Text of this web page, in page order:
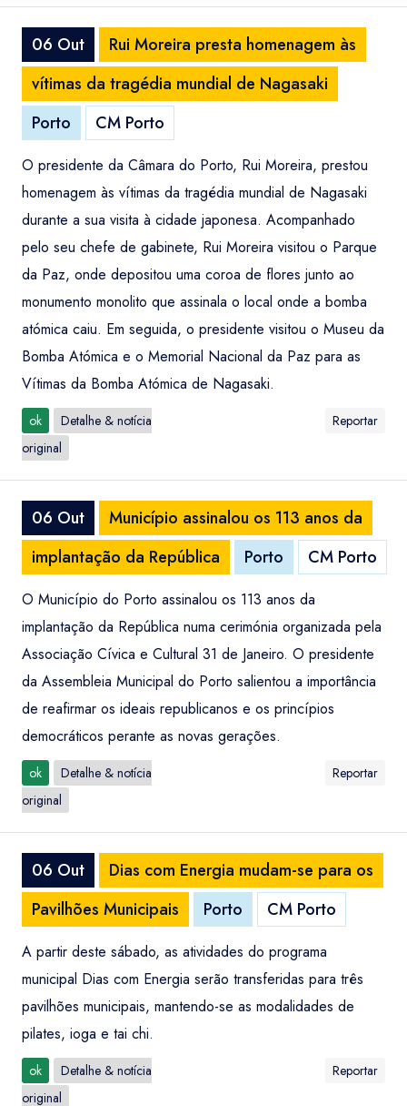
06 Out
Rui Moreira presta homenagem às
vítimas da tragédia mundial de Nagasaki
Porto
CM Porto
O presidente da Câmara do Porto, Rui Moreira, prestou
homenagem às vítimas da tragédia mundial de Nagasaki
durante a sua visita à cidade japonesa. Acompanhado
pelo seu chefe de gabinete, Rui Moreira visitou o Parque
da Paz, onde depositou uma coroa de flores junto ao
monumento monolito que assinala o local onde a bomba
atómica caiu. Em seguida, o presidente visitou o Museu da
Bomba Atómica e o Memorial Nacional da Paz para as
Vítimas da Bomba Atómica de Nagasaki.
ok
Detalhe & notícia
original
Reportar
06 Out
Município assinalou os 113 anos da
implantação da República
Porto CM Porto
O Município do Porto assinalou os 113 anos da
implantação da República numa cerimónia organizada pela
Associação Cívica e Cultural 31 de Janeiro. O presidente
da Assembleia Municipal do Porto salientou a importância
de reafirmar os ideais republicanos e os princípios
democráticos perante as novas gerações.
ok
Detalhe & notícia
original
Reportar
06 Out
Dias com Energia mudam-se para os
Pavilhões Municipais
Porto CM Porto
A partir deste sábado, as atividades do programa
municipal Dias com Energia serão transferidas para três
pavilhões municipais, mantendo-se as modalidades de
pilates, ioga e tai chi.
ok
Detalhe & notícia
original
Reportar